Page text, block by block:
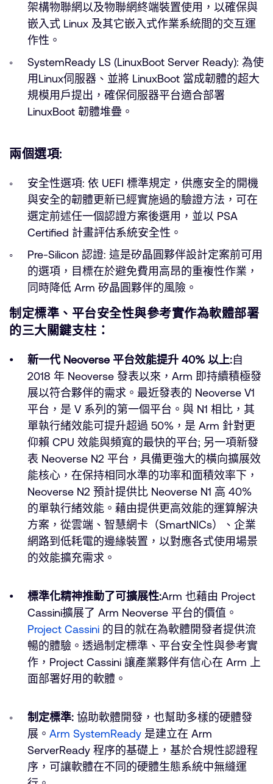
架構物聯網以及物聯網終端裝置使用，以確保與
嵌入式 Linux 及其它嵌入式作業系統間的交互運
作性。
SystemReady LS (LinuxBoot Server Ready): 為使
用Linux伺服器、並將 LinuxBoot 當成韌體的超大
規模用戶提出，確保伺服器平台適合部署
LinuxBoot 韌體堆疊。
兩個選項:
安全性選項: 依 UEFI 標準規定，供應安全的開機
與安全的韌體更新已經實施過的驗證方法，可在
選定前述任一個認證方案後選用，並以 PSA
Certified 計畫評估系統安全性。
Pre-Silicon 認證: 這是矽晶圓夥伴設計定案前可用
的選項，目標在於避免費用高昂的重複性作業，
同時降低 Arm 矽晶圓夥伴的風險。
制定標準、平台安全性與參考實作為軟體部署
的三大關鍵支柱：
新一代 Neoverse 平台效能提升 40% 以上:自
2018 年 Neoverse 發表以來，Arm 即持續積極發
展以符合夥伴的需求。最近發表的 Neoverse V1
平台，是 V 系列的第一個平台。與 N1 相比，其
單執行緒效能可提升超過 50%，是 Arm 針對更
仰賴 CPU 效能與頻寬的最快的平台; 另一項新發
表 Neoverse N2 平台，具備更強大的橫向擴展效
能核心，在保持相同水準的功率和面積效率下，
Neoverse N2 預計提供比 Neoverse N1 高 40%
的單執行緒效能。藉由提供更高效能的運算解決
方案，從雲端、智慧網卡（SmartNICs）、企業
網路到低耗電的邊緣裝置，以對應各式使用場景
的效能擴充需求。
標準化精神推動了可擴展性:Arm 也藉由 Project
Cassini擴展了 Arm Neoverse 平台的價值。
Project Cassini 的目的就在為軟體開發者提供流
暢的體驗。透過制定標準、平台安全性與參考實
作，Project Cassini 讓產業夥伴有信心在 Arm 上
面部署好用的軟體。
制定標準: 協助軟體開發，也幫助多樣的硬體發
展。 Arm SystemReady 是建立在 Arm
ServerReady 程序的基礎上，基於合規性認證程
序，可讓軟體在不同的硬體生態系統中無縫運